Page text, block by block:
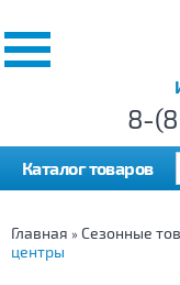
8-
Каталог товаров
Главная » Сезонные
центры